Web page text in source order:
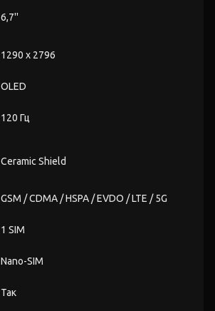
6,7''
1290 x 2796
OLED
120 Гц
Ceramic Shield
GSM / CDMA / HSPA / EVDO / LTE / 5G
1 SIM
Nano-SIM
Так